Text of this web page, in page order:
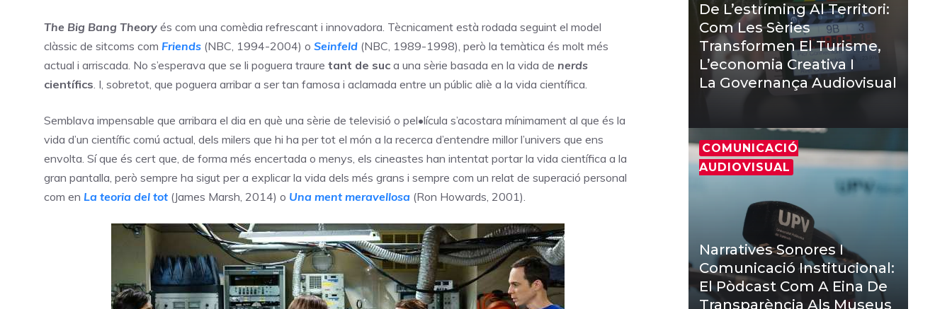
The Big Bang Theory és com una comèdia refrescant i innovadora. Tècnicament està rodada seguint el model
clàssic de sitcoms com Friends (NBC, 1994-2004) o Seinfeld (NBC, 1989-1998), però la temàtica és molt més
actual i arriscada. No s’esperava que se li poguera traure tant de suc a una sèrie basada en la vida de nerds
científics. I, sobretot, que poguera arribar a ser tan famosa i aclamada entre un públic aliè a la vida científica.
Semblava impensable que arribara el dia en què una sèrie de televisió o pel•lícula s’acostara mínimament al que és la
vida d’un científic comú actual, dels milers que hi ha per tot el món a la recerca d’entendre millor l’univers que ens
envolta. Sí que és cert que, de forma més encertada o menys, els cineastes han intentat portar la vida científica a la
gran pantalla, però sempre ha sigut per a explicar la vida dels més grans i sempre com un relat de superació personal
com en La teoria del tot (James Marsh, 2014) o Una ment meravellosa (Ron Howards, 2001).
De L’estríming Al Territori:
Com Les Sèries
Transformen El Turisme,
L’economia Creativa I
La Governança Audiovisual
COMUNICACIÓ
AUDIOVISUAL
Narratives Sonores I
Comunicació Institucional:
El Pòdcast Com A Eina De
Transparència Als Museus